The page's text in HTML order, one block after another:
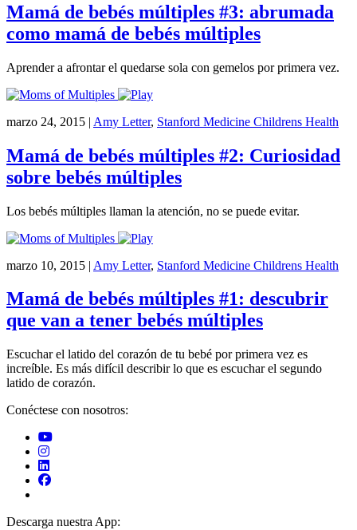
Mamá de bebés múltiples #3: abrumada
como mamá de bebés múltiples
Aprender a afrontar el quedarse sola con gemelos por primera vez.
marzo 24, 2015 | Amy Letter, Stanford Medicine Childrens Health
Mamá de bebés múltiples #2: Curiosidad
sobre bebés múltiples
Los bebés múltiples llaman la atención, no se puede evitar.
marzo 10, 2015 | Amy Letter, Stanford Medicine Childrens Health
Mamá de bebés múltiples #1: descubrir
que van a tener bebés múltiples
Escuchar el latido del corazón de tu bebé por primera vez es
increíble. Es más difícil describir lo que es escuchar el segundo
latido de corazón.
Conéctese con nosotros:
Descarga nuestra App: